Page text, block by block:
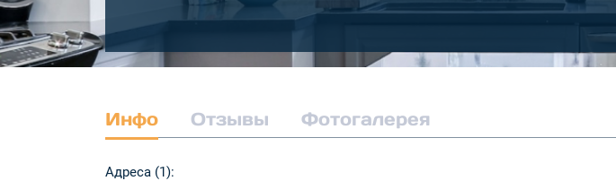
Инфо Отзывы Фотогалерея
Адреса (1):